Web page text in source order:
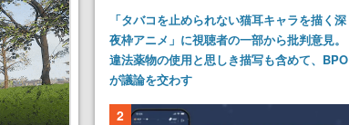
「タバコを止められない猫耳キャラを描く深
夜枠アニメ」に視聴者の一部から批判意見。
違法薬物の使用と思しき描写も含めて、BPO
が議論を交わす
2